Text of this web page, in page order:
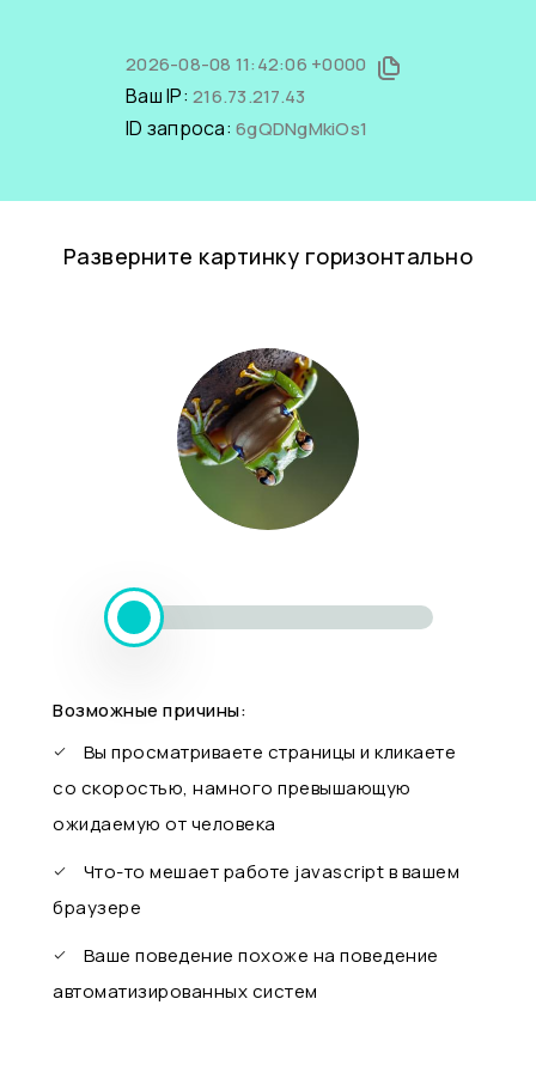
2026-08-08 11:42:06 +0000
Ваш IP: 216.73.217.43
ID запроса: 6gQDNgMkiOs1
Разверните картинку горизонтально
Возможные причины:
Вы просматриваете страницы и кликаете
со скоростью, намного превышающую
ожидаемую от человека
Что-то мешает работе javascript в вашем
браузере
Ваше поведение похоже на поведение
автоматизированных систем